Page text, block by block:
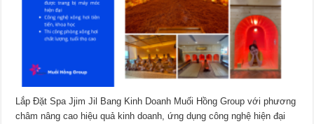
Muối
Hồng
Group
Lắp Đặt Spa Jjim Jil Bang Kinh Doanh Muối Hồng Group với phương
châm nâng cao hiệu quả kinh doanh, ứng dụng công nghệ hiện đại